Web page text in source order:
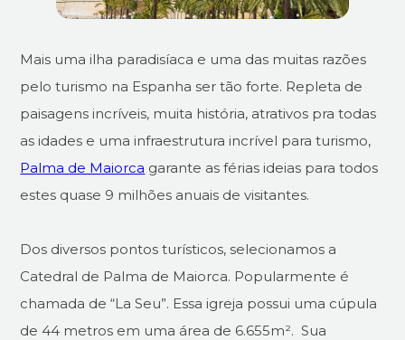
Mais uma ilha paradisíaca e uma das muitas razões
pelo turismo na Espanha ser tão forte. Repleta de
paisagens incríveis, muita história, atrativos pra todas
as idades e uma infraestrutura incrível para turismo,
Palma de Maiorca garante as férias ideias para todos
estes quase 9 milhões anuais de visitantes.
Dos diversos pontos turísticos, selecionamos a
Catedral de Palma de Maiorca. Popularmente é
chamada de “La Seu”. Essa igreja possui uma cúpula
de 44 metros em uma área de 6.655m². Sua